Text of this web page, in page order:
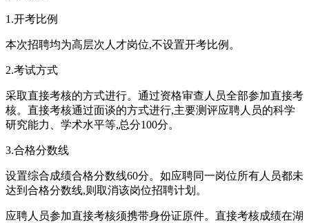
1.开考比例
本次招聘均为高层次人才岗位,不设置开考比例。
2.考试方式
采取直接考核的方式进行。通过资格审查人员全部参加直接考
核。直接考核通过面谈的方式进行,主要测评应聘人员的科学
研究能力、学术水平等,总分100分。
3.合格分数线
设置综合成绩合格分数线60分。如应聘同一岗位所有人员都未
达到合格分数线,则取消该岗位招聘计划。
应聘人员参加直接考核须携带身份证原件。直接考核成绩在湖